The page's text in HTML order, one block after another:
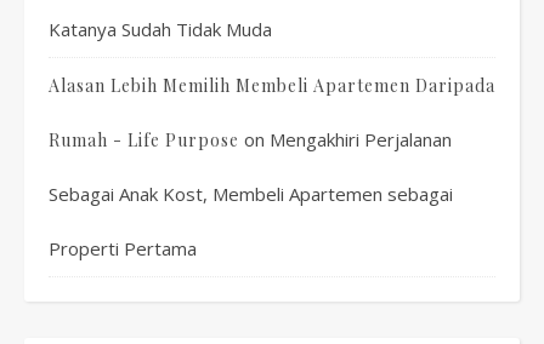
Katanya Sudah Tidak Muda
Alasan Lebih Memilih Membeli Apartemen Daripada
Rumah - Life Purpose on Mengakhiri Perjalanan
Sebagai Anak Kost, Membeli Apartemen sebagai
Properti Pertama